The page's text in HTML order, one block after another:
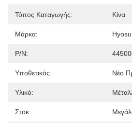
Τόπος Καταγωγής: Κίνα
Μάρκα:
P/N:
Υποθετικός: Νέο
Υλικό:
Στοκ: